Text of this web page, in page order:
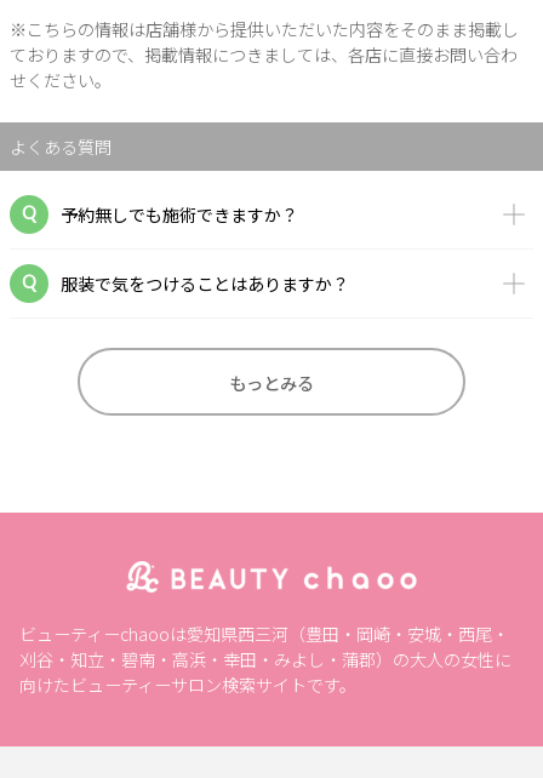
※こちらの情報は店舗様から提供いただいた内容をそのまま掲載し
ておりますので、掲載情報につきましては、各店に直接お問い合わ
せください。
よくある質問
予約無しでも施術できますか？
服装で気をつけることはありますか？
もっとみる
ビューティーchaooは愛知県西三河（豊田・岡崎・安城・西尾・
刈谷・知立・碧南・高浜・幸田・みよし・蒲郡）の大人の女性に
向けたビューティーサロン検索サイトです。